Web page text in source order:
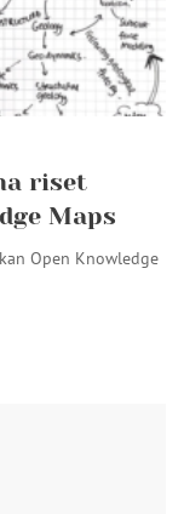
riset
Maps
Open Knowledge